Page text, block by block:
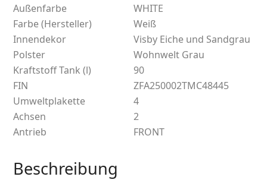
Außenfarbe
WHITE
Farbe (Hersteller)
Weiß
Innendekor
Visby Eiche und Sandgrau
Polster
Wohnwelt Grau
Kraftstoff Tank (l)
90
FIN
ZFA250002TMC48445
Umweltplakette
4
Achsen
2
Antrieb
FRONT
Beschreibung